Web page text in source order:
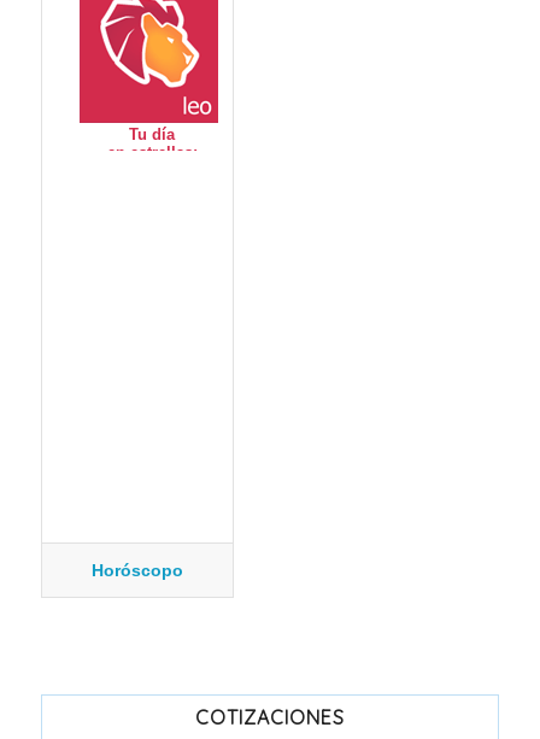
Horóscopo
COTIZACIONES